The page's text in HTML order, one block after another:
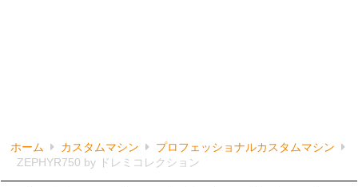
ホーム カスタムマシン
プロフェッショナルカスタムマシン
ZEPHYR750 by ドレミコレクション